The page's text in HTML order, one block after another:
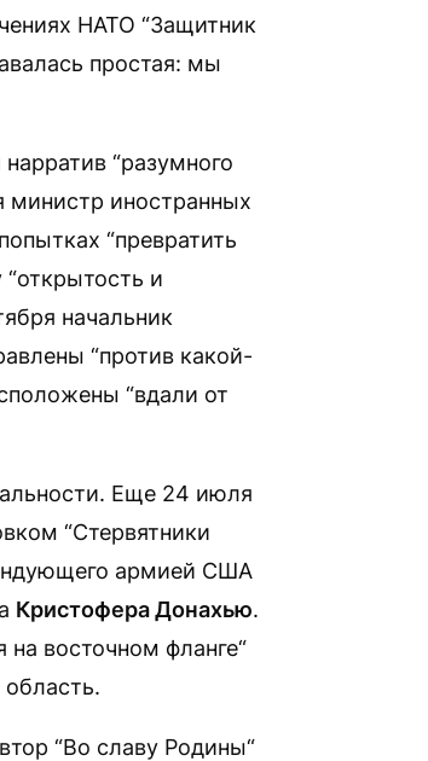
НАТО “Защитник
простая: мы
“разумного
министр иностранных
“превратить
и
начальник
“против какой-
“вдали от
Еще 24 июля
“Стервятники
армией США
Кристофера Донахью.
на восточном фланге“
“Во славу Родины“